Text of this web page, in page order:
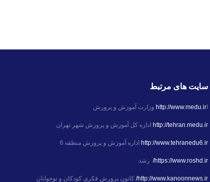
سایت های مرتبط
اhttp://www.medu.irوزارت آموزش و پرورش
http://tehran.medu.irاداره کل آموزش و پرورش شهر تهران
http://www.tehranedu6.irاداره آموزش و پرورش منطقه 6
https://www.roshd.ir/ رشد
http://www.kanoonnews.ir/ کانون پرورش فکری کودکان و نوجوانان